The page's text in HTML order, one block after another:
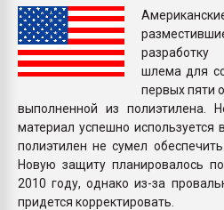
шлема для
первых пяти
выполненной из полиэтилена.
материал успешно
полиэтилен не сумел
Новую защиту планировалось
2010 году, однако из-за
придется корректировать.